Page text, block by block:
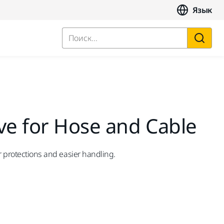
Язык
Поиск...
for Hose and Cable
protections and easier handling.